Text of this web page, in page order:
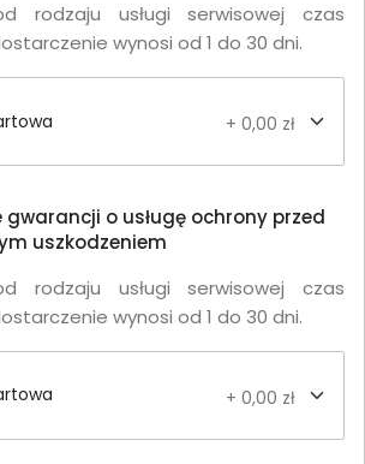
rodzaju usługi serwisowej czas
wynosi od 1 do 30 dni.
+ 0,00 zł
gwarancji o usługę ochrony przed
uszkodzeniem
rodzaju usługi serwisowej czas
wynosi od 1 do 30 dni.
+ 0,00 zł